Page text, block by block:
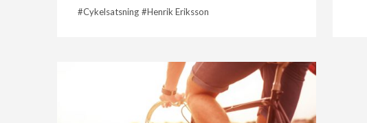
Cykelsatsning
Henrik Eriksson